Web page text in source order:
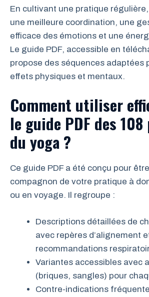
En cultivant une pratique
une meilleure coordination, une
efficace des émotions et une
Le guide PDF, accessible en
propose des séquences adaptées
effets physiques et mentaux.
Comment utiliser
le guide PDF des
du yoga ?
Ce guide PDF a été conçu pour
compagnon de votre pratique à
ou en voyage. Il regroupe :
Descriptions détaillées de
avec repères d’alignement
recommandations
Variantes accessibles avec
(briques, sangles) pour
Contre-indications